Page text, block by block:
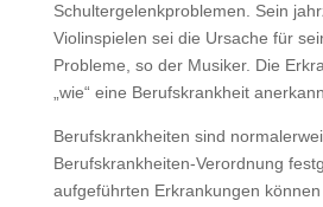
Schultergelenkproblemen. Sein
Violinspielen sei die Ursache für
Probleme, so der Musiker. Die
„wie“ eine Berufskrankheit
Berufskrankheiten sind
Berufskrankheiten-Verordnung
aufgeführten Erkrankungen